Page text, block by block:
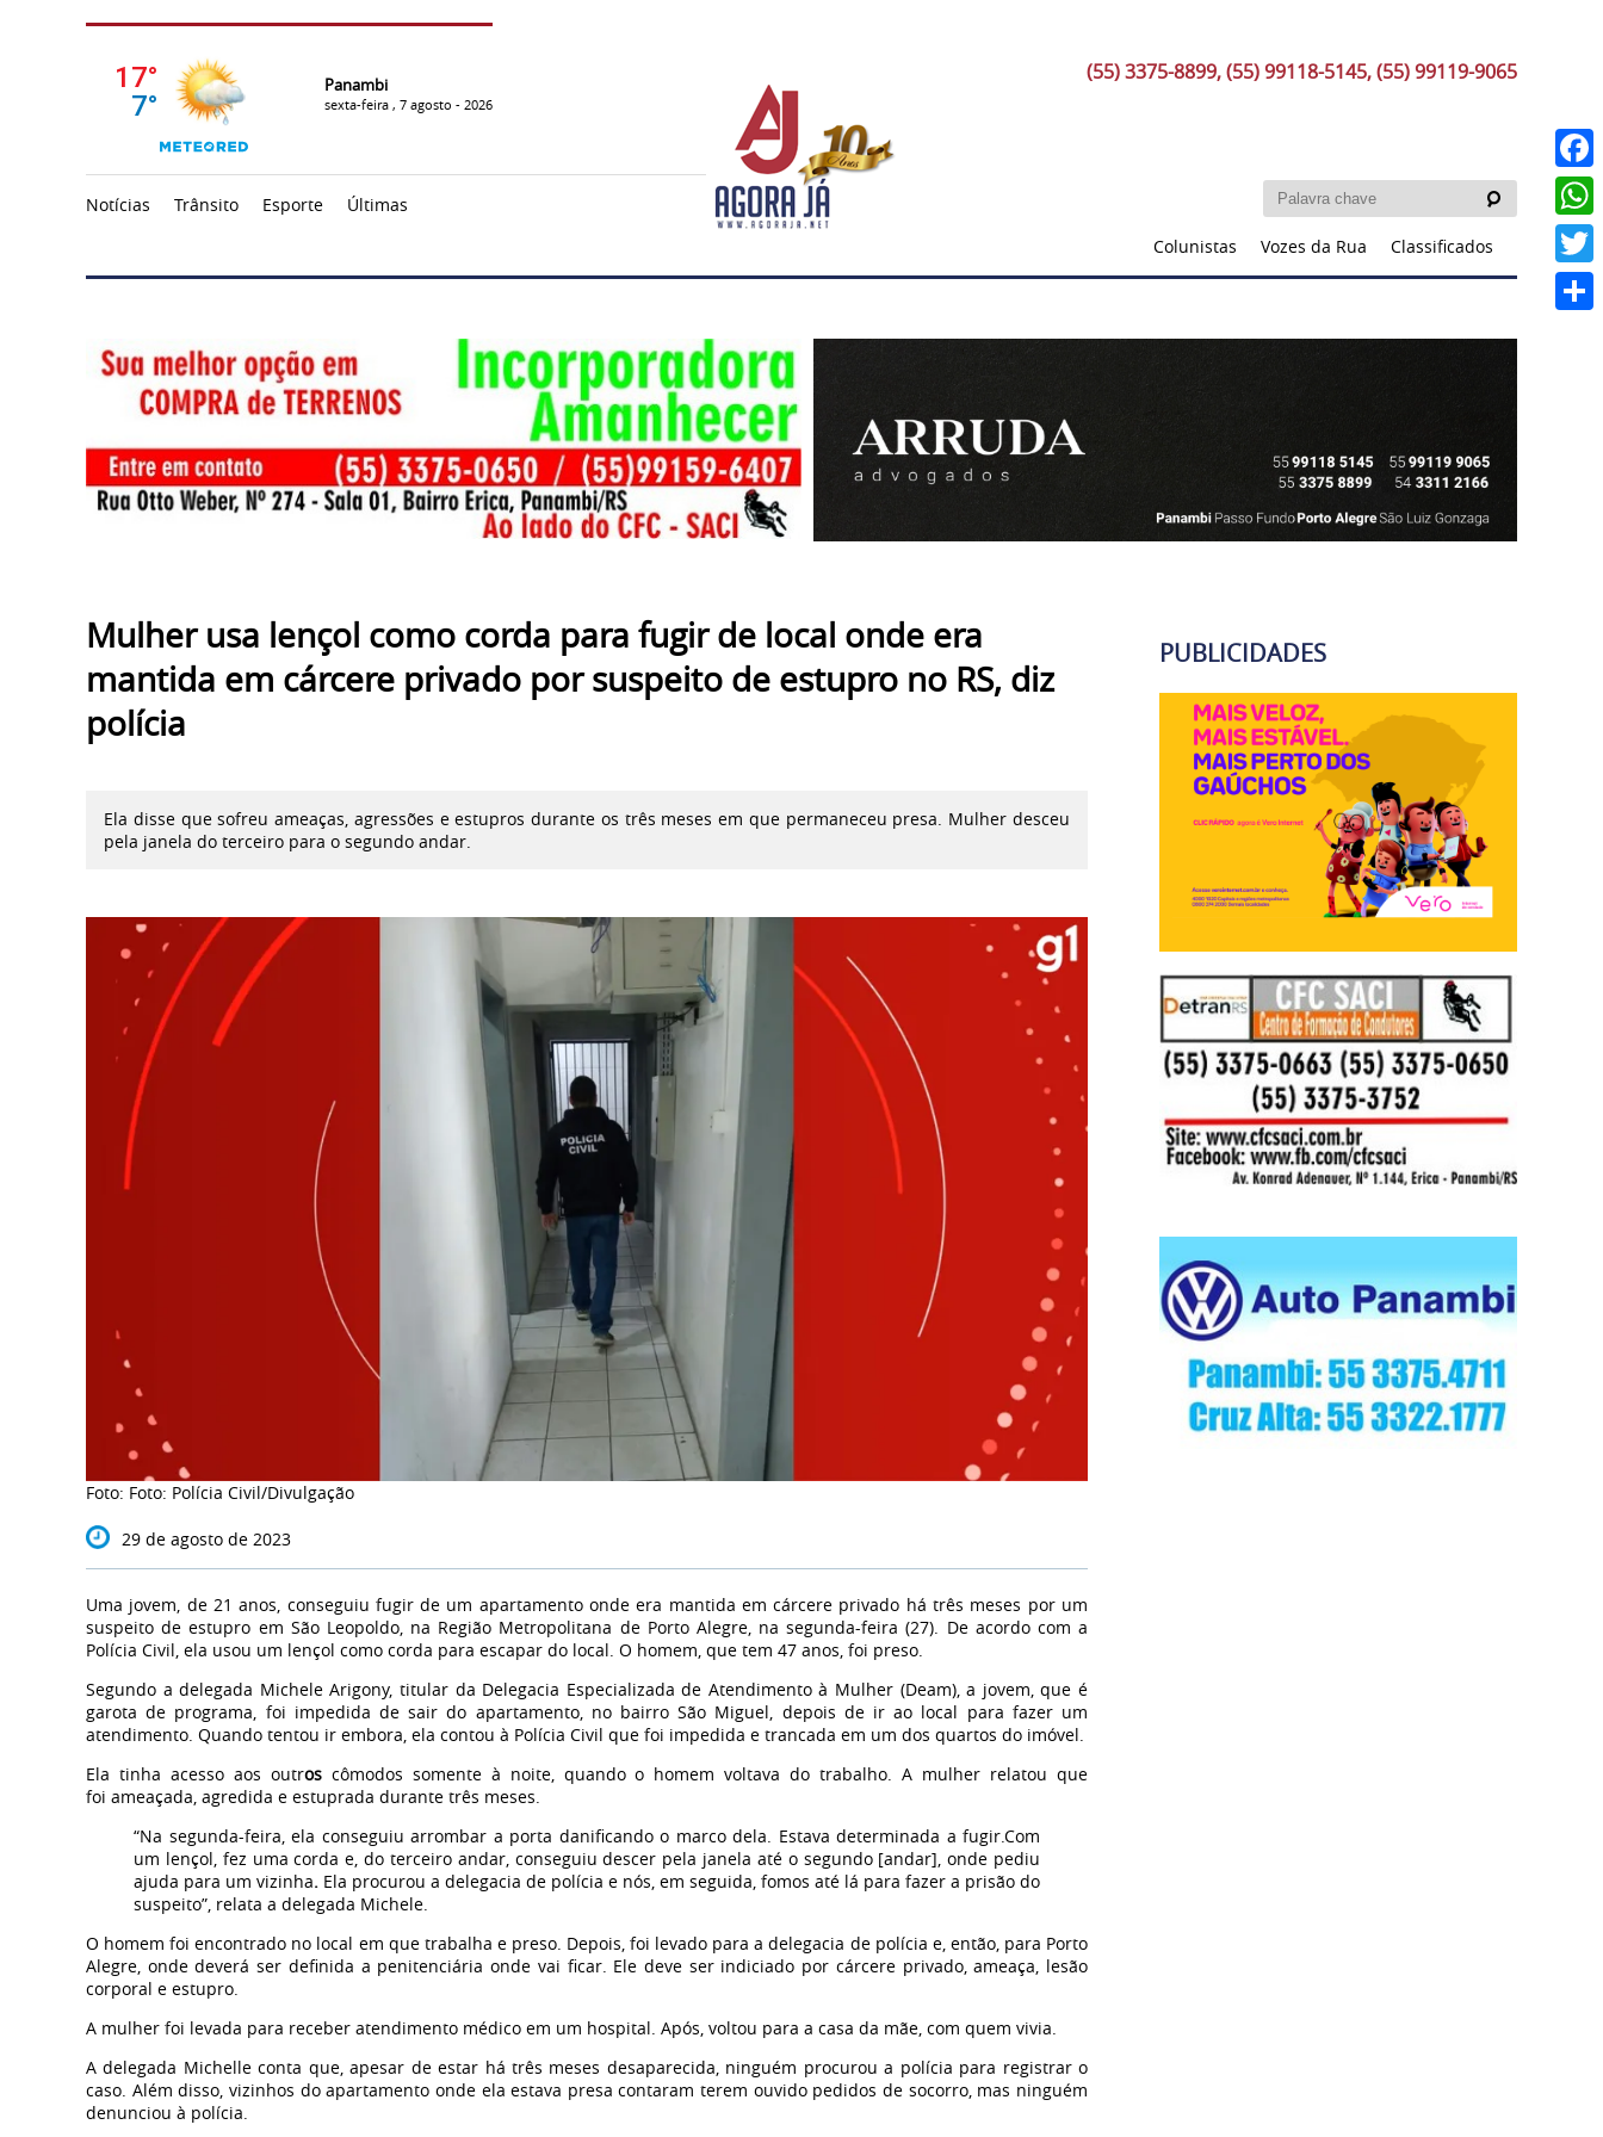
Panambi
sexta-feira , 7 agosto - 2026
(55) 3375-8899, (55) 99118-5145, (55) 99119-9065
Notícias Trânsito Esporte
Últimas
Colunistas
Vozes da Rua Classificados
Mulher usa lençol como corda para fugir de local onde era
mantida em cárcere privado por suspeito de estupro no RS, diz
polícia
Ela disse que sofreu ameaças, agressões e estupros durante os três meses em que permaneceu presa. Mulher desceu
pela janela do terceiro para o segundo andar.
Foto: Foto: Polícia Civil/Divulgação
29 de agosto de 2023
Uma jovem, de 21 anos, conseguiu fugir de um apartamento onde era mantida em cárcere privado há três meses por um
suspeito de estupro em São Leopoldo, na Região Metropolitana de Porto Alegre, na segunda-feira (27). De acordo com a
Polícia Civil, ela usou um lençol como corda para escapar do local. O homem, que tem 47 anos, foi preso.
Segundo a delegada Michele Arigony, titular da Delegacia Especializada de Atendimento à Mulher (Deam), a jovem, que é
garota de programa, foi impedida de sair do apartamento, no bairro São Miguel, depois de ir ao local para fazer um
atendimento. Quando tentou ir embora, ela contou à Polícia Civil que foi impedida e trancada em um dos quartos do imóvel.
Ela tinha acesso aos outroscômodos somente à noite, quando o homem voltava do trabalho. A mulher relatou que
foi ameaçada, agredida e estuprada durante três meses.
“Na segunda-feira, ela conseguiu arrombar a porta danificando o marco dela. Estava determinada a fugir.Com
um lençol,fez uma corda e, do terceiro andar, conseguiu descer pela janela até o segundo [andar], onde pediu
ajuda para um vizinha. Ela procurou a delegacia de polícia e nós, em seguida, fomos até lá para fazer a prisão do
suspeito”, relata a delegada Michele.
O homem foi encontrado no local em que trabalha e preso. Depois, foi levado para a delegacia de polícia e, então, para Porto
Alegre, onde deverá ser definida a penitenciária onde vai ficar. Ele deve ser indiciado por cárcere privado, ameaça, lesão
corporal e estupro.
A mulher foi levada para receber atendimento médico em um hospital. Após, voltou para a casa da mãe, com quem vivia.
A delegada Michelle conta que, apesar de estar há três meses desaparecida, ninguém procurou a polícia para registrar o
caso. Além disso, vizinhos do apartamento onde ela estava presa contaram terem ouvido pedidos de socorro, mas ninguém
denunciou à polícia.
PUBLICIDADES